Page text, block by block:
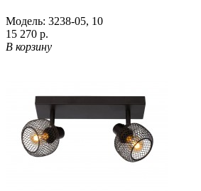
Модель: 3238-05, 10
15 270 р.
В корзину